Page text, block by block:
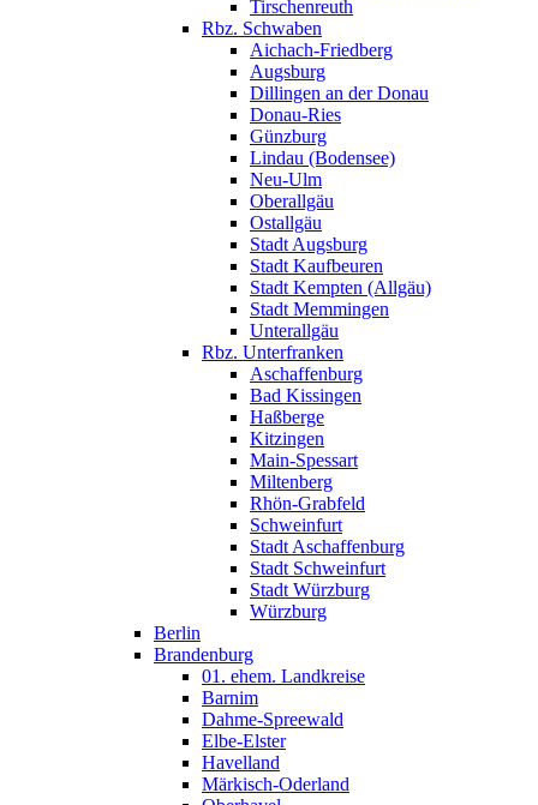
Tirschenreuth
Rbz. Schwaben
Aichach-Friedberg
Augsburg
Dillingen an der Donau
Donau-Ries
Günzburg
Lindau (Bodensee)
Neu-Ulm
Oberallgäu
Ostallgäu
Stadt Augsburg
Stadt Kaufbeuren
Stadt Kempten (Allgäu)
Stadt Memmingen
Unterallgäu
Rbz. Unterfranken
Aschaffenburg
Bad Kissingen
Haßberge
Kitzingen
Main-Spessart
Miltenberg
Rhön-Grabfeld
Schweinfurt
Stadt Aschaffenburg
Stadt Schweinfurt
Stadt Würzburg
Würzburg
Berlin
Brandenburg
01. ehem. Landkreise
Barnim
Dahme-Spreewald
Elbe-Elster
Havelland
Märkisch-Oderland